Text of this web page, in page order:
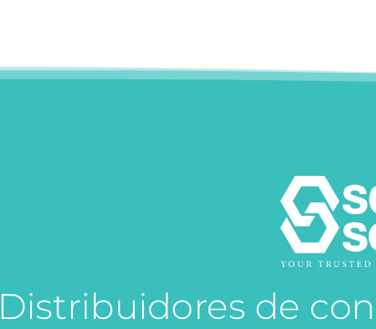
Distribuidores de